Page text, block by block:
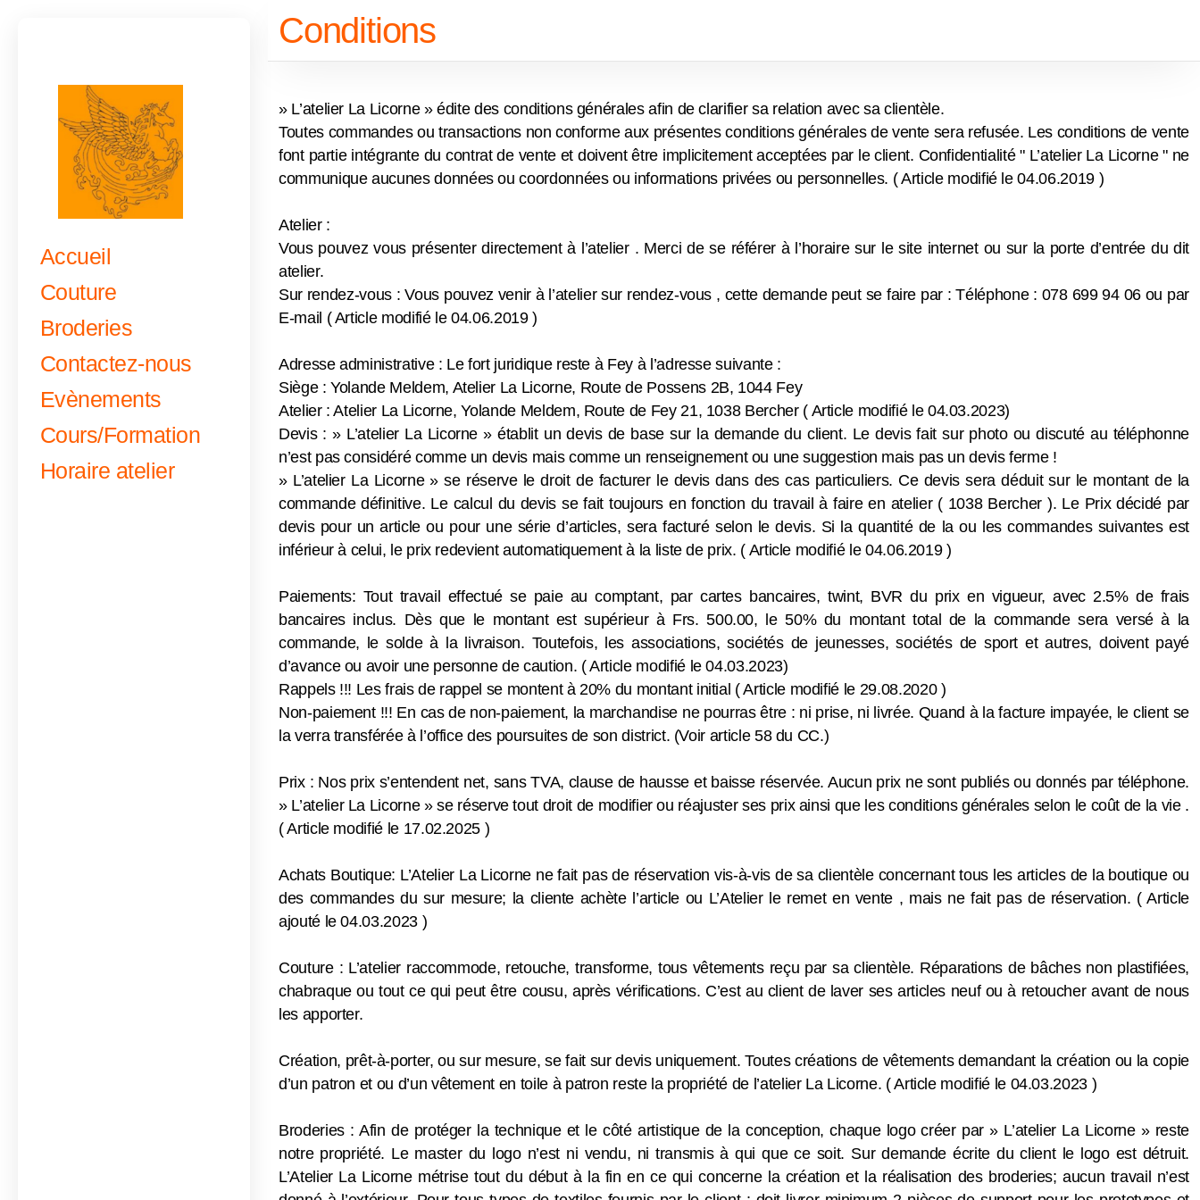
Accueil
Couture
Broderies
Contactez-nous
Evènements
Cours/Formation
Horaire atelier
Conditions
» L’atelier La Licorne » édite des conditions générales afin de clarifier sa relation avec sa clientèle.
Toutes commandes ou transactions non conforme aux présentes conditions générales de vente sera refusée. Les conditions de vente
font partie intégrante du contrat de vente et doivent être implicitement acceptées par le client. Confidentialité " L’atelier La Licorne " ne
communique aucunes données ou coordonnées ou informations privées ou personnelles. ( Article modifié le 04.06.2019 )
Atelier :
Vous pouvez vous présenter directement à l’atelier . Merci de se référer à l’horaire sur le site internet ou sur la porte d’entrée du dit
atelier.
Sur rendez-vous : Vous pouvez venir à l’atelier sur rendez-vous , cette demande peut se faire par : Téléphone : 078 699 94 06 ou par
E-mail ( Article modifié le 04.06.2019 )
Adresse administrative : Le fort juridique reste à Fey à l’adresse suivante :
Siège : Yolande Meldem, Atelier La Licorne, Route de Possens 2B, 1044 Fey
Atelier : Atelier La Licorne, Yolande Meldem, Route de Fey 21, 1038 Bercher ( Article modifié le 04.03.2023)
Devis : » L’atelier La Licorne » établit un devis de base sur la demande du client. Le devis fait sur photo ou discuté au téléphonne
n’est pas considéré comme un devis mais comme un renseignement ou une suggestion mais pas un devis ferme !
» L’atelier La Licorne » se réserve le droit de facturer le devis dans des cas particuliers. Ce devis sera déduit sur le montant de la
commande définitive. Le calcul du devis se fait toujours en fonction du travail à faire en atelier ( 1038 Bercher ). Le Prix décidé par
devis pour un article ou pour une série d’articles, sera facturé selon le devis. Si la quantité de la ou les commandes suivantes est
inférieur à celui, le prix redevient automatiquement à la liste de prix. ( Article modifié le 04.06.2019 )
Paiements: Tout travail effectué se paie au comptant, par cartes bancaires, twint, BVR du prix en vigueur, avec 2.5% de frais
bancaires inclus. Dès que le montant est supérieur à Frs. 500.00, le 50% du montant total de la commande sera versé à la
commande, le solde à la livraison. Toutefois, les associations, sociétés de jeunesses, sociétés de sport et autres, doivent payé
d’avance ou avoir une personne de caution. ( Article modifié le 04.03.2023)
Rappels !!! Les frais de rappel se montent à 20% du montant initial ( Article modifié le 29.08.2020 )
Non-paiement !!! En cas de non-paiement, la marchandise ne pourras être : ni prise, ni livrée. Quand à la facture impayée, le client se
la verra transférée à l’office des poursuites de son district. (Voir article 58 du CC.)
Prix : Nos prix s’entendent net, sans TVA, clause de hausse et baisse réservée. Aucun prix ne sont publiés ou donnés par téléphone.
» L’atelier La Licorne » se réserve tout droit de modifier ou réajuster ses prix ainsi que les conditions générales selon le coût de la vie .
( Article modifié le 17.02.2025 )
Achats Boutique: L’Atelier La Licorne ne fait pas de réservation vis-à-vis de sa clientèle concernant tous les articles de la boutique ou
des commandes du sur mesure; la cliente achète l’article ou L’Atelier le remet en vente , mais ne fait pas de réservation. ( Article
ajouté le 04.03.2023 )
Couture : L’atelier raccommode, retouche, transforme, tous vêtements reçu par sa clientèle. Réparations de bâches non plastifiées,
chabraque ou tout ce qui peut être cousu, après vérifications. C’est au client de laver ses articles neuf ou à retoucher avant de nous
les apporter.
Création, prêt-à-porter, ou sur mesure, se fait sur devis uniquement. Toutes créations de vêtements demandant la création ou la copie
d’un patron et ou d’un vêtement en toile à patron reste la propriété de l’atelier La Licorne. ( Article modifié le 04.03.2023 )
Broderies : Afin de protéger la technique et le côté artistique de la conception, chaque logo créer par » L’atelier La Licorne » reste
notre propriété. Le master du logo n’est ni vendu, ni transmis à qui que ce soit. Sur demande écrite du client le logo est détruit.
L’Atelier La Licorne métrise tout du début à la fin en ce qui concerne la création et la réalisation des broderies; aucun travail n’est